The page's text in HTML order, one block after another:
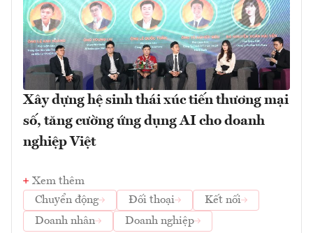
Xây dựng hệ sinh thái xúc tiến thương mại
số, tăng cường ứng dụng AI cho doanh
nghiệp Việt
Xem thêm
Chuyển động
Đối thoại
Kết nối
Doanh nhân
Doanh nghiệp